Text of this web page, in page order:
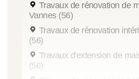
Travaux de rénovation de
Vannes (56)
Travaux de rénovation
(56)
Travaux d'extension de
(56)